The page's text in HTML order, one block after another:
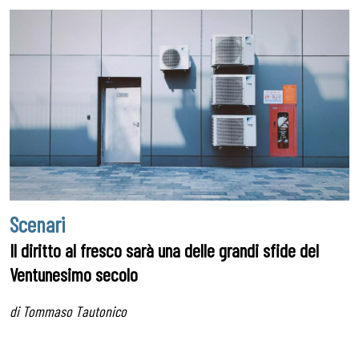
Scenari
Il diritto al fresco sarà una delle grandi sfide del
Ventunesimo secolo
di Tommaso Tautonico